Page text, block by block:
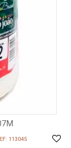
113045